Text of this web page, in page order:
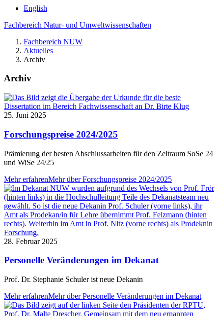
English
Fachbereich Natur- und Umweltwissenschaften
Fachbereich NUW
Aktuelles
Archiv
Archiv
25. Juni 2025
Forschungspreise 2024/2025
Prämierung der besten Abschlussarbeiten für den Zeitraum SoSe 24
und WiSe 24/25
Mehr erfahrenMehr über Forschungspreise 2024/2025
28. Februar 2025
Personelle Veränderungen im Dekanat
Prof. Dr. Stephanie Schuler ist neue Dekanin
Mehr erfahrenMehr über Personelle Veränderungen im Dekanat